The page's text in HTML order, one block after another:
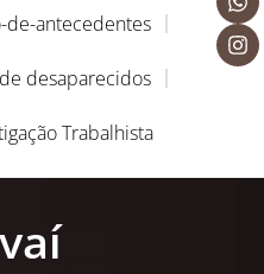
de-antecedentes
desaparecidos
Trabalhista